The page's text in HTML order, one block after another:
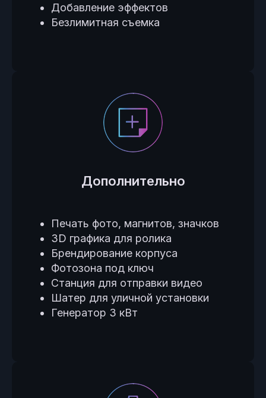
Добавление эффектов
Безлимитная съемка
Дополнительно
Печать фото, магнитов, значков
3D графика для ролика
Брендирование корпуса
Фотозона под ключ
Станция для отправки видео
Шатер для уличной установки
Генератор 3 кВт